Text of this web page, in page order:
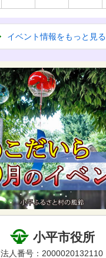
イベント情報をもっと見る
小平市役所
法人番号：2000020132110